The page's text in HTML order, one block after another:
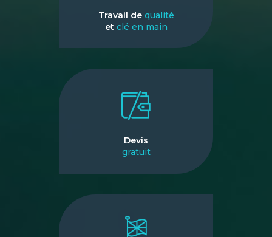
Travail de qualité
et clé en main
Devis
gratuit